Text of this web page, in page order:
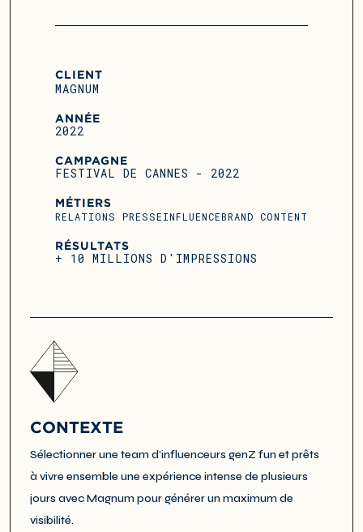
CLIENT
MAGNUM
ANNÉE
2022
CAMPAGNE
FESTIVAL DE CANNES - 2022
MÉTIERS
RELATIONS PRESSEINFLUENCEBRAND CONTENT
RÉSULTATS
+ 10 MILLIONS D'IMPRESSIONS
CONTEXTE
Sélectionner une team d’influenceurs genZ fun et prêts
à vivre ensemble une expérience intense de plusieurs
jours avec Magnum pour générer un maximum de
visibilité.